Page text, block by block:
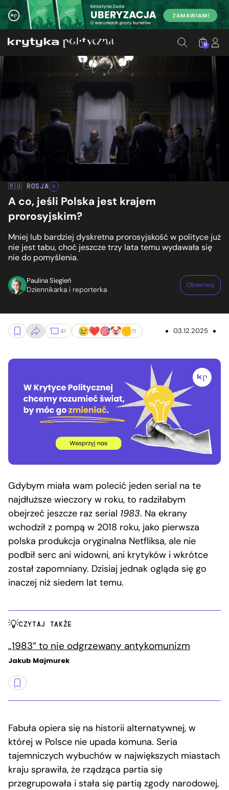
0
🇷🇺 ROSJA
A co, jeśli Polska jest krajem
prorosyjskim?
Mniej lub bardziej dyskretna prorosyjskość w polityce już
nie jest tabu, choć jeszcze trzy lata temu wydawała się
nie do pomyślenia.
Paulina Siegień
Dziennikarka i reporterka Obserwuj
41 11 03.12.2025
Gdybym miała wam polecić jeden serial na te
najdłuższe wieczory w roku, to radziłabym
obejrzeć jeszcze raz serial 1983. Na ekrany
wchodził z pompą w 2018 roku, jako pierwsza
polska produkcja oryginalna Netfliksa, ale nie
podbił serc ani widowni, ani krytyków i wkrótce
został zapomniany. Dzisiaj jednak ogląda się go
inaczej niż siedem lat temu.
CZYTAJ TAKŻE
„1983” to nie odgrzewany antykomunizm
Jakub Majmurek
Fabuła opiera się na historii alternatywnej, w
której w Polsce nie upada komuna. Seria
tajemniczych wybuchów w największych miastach
kraju sprawiła, że rządząca partia się
przegrupowała i stała się partią zgody narodowej,